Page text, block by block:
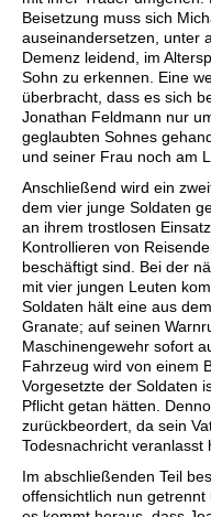
Beisetzung muss sich
auseinandersetzen, unter
Demenz leidend, im
Sohn zu erkennen. Eine
überbracht, dass es sich
Jonathan Feldmann nur
geglaubten Sohnes
und seiner Frau noch am
Anschließend wird ein
dem vier junge Soldaten
an ihrem trostlosen
Kontrollieren von
beschäftigt sind. Bei der
mit vier jungen Leuten
Soldaten hält eine aus
Granate; auf seinen
Maschinengewehr sofort
Fahrzeug wird von einem
Vorgesetzte der Soldaten
Pflicht getan hätten.
zurückbeordert, da sein
Todesnachricht veranlasst
Im abschließenden Teil
offensichtlich nun